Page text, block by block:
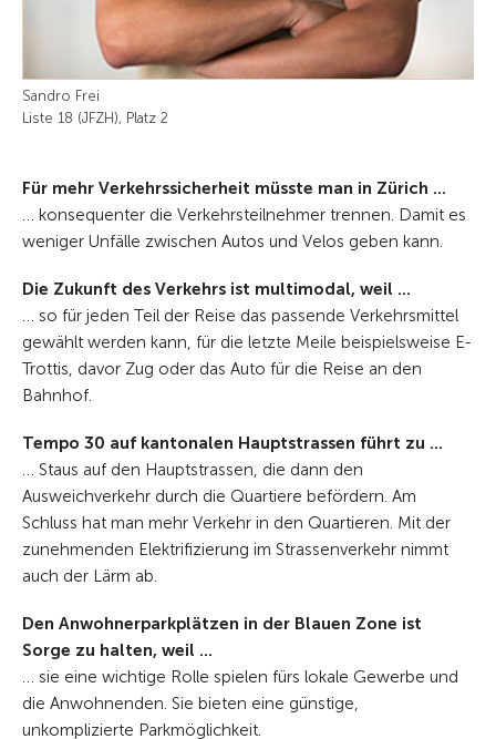
Sandro Frei
Liste 18 (JFZH), Platz 2
Für mehr Verkehrssicherheit müsste man in Zürich ...
… konsequenter die Verkehrsteilnehmer trennen. Damit es
weniger Unfälle zwischen Autos und Velos geben kann.
Die Zukunft des Verkehrs ist multimodal, weil ...
… so für jeden Teil der Reise das passende Verkehrsmittel
gewählt werden kann, für die letzte Meile beispielsweise E-
Trottis, davor Zug oder das Auto für die Reise an den
Bahnhof.
Tempo 30 auf kantonalen Hauptstrassen führt zu ...
… Staus auf den Hauptstrassen, die dann den
Ausweichverkehr durch die Quartiere befördern. Am
Schluss hat man mehr Verkehr in den Quartieren. Mit der
zunehmenden Elektrifizierung im Strassenverkehr nimmt
auch der Lärm ab.
Den Anwohnerparkplätzen in der Blauen Zone ist
Sorge zu halten, weil ...
… sie eine wichtige Rolle spielen fürs lokale Gewerbe und
die Anwohnenden. Sie bieten eine günstige,
unkomplizierte Parkmöglichkeit.